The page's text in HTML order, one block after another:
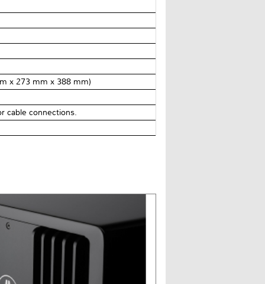
x 273 mm x 388 mm)
cable connections.